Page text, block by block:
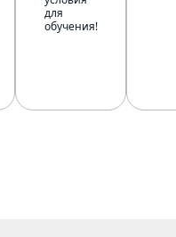
для
обучения!